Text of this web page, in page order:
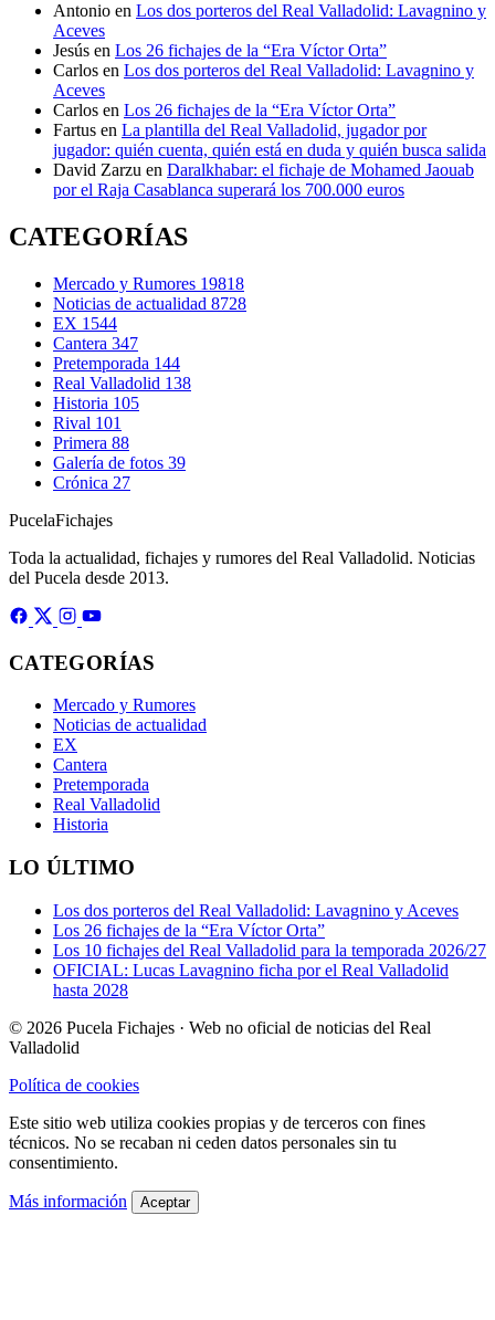
Antonio en Los dos porteros del Real Valladolid: Lavagnino y
Aceves
Jesús en Los 26 fichajes de la “Era Víctor Orta”
Carlos en Los dos porteros del Real Valladolid: Lavagnino y
Aceves
Carlos en Los 26 fichajes de la “Era Víctor Orta”
Fartus en La plantilla del Real Valladolid, jugador por
jugador: quién cuenta, quién está en duda y quién busca salida
David Zarzu en Daralkhabar: el fichaje de Mohamed Jaouab
por el Raja Casablanca superará los 700.000 euros
CATEGORÍAS
Mercado y Rumores 19818
Noticias de actualidad 8728
EX 1544
Cantera 347
Pretemporada 144
Real Valladolid 138
Historia 105
Rival 101
Primera 88
Galería de fotos 39
Crónica 27
PucelaFichajes
Toda la actualidad, fichajes y rumores del Real Valladolid. Noticias
del Pucela desde 2013.
CATEGORÍAS
Mercado y Rumores
Noticias de actualidad
EX
Cantera
Pretemporada
Real Valladolid
Historia
LO ÚLTIMO
Los dos porteros del Real Valladolid: Lavagnino y Aceves
Los 26 fichajes de la “Era Víctor Orta”
Los 10 fichajes del Real Valladolid para la temporada 2026/27
OFICIAL: Lucas Lavagnino ficha por el Real Valladolid
hasta 2028
© 2026 Pucela Fichajes · Web no oficial de noticias del Real
Valladolid
Política de cookies
Este sitio web utiliza cookies propias y de terceros con fines
técnicos. No se recaban ni ceden datos personales sin tu
consentimiento.
Más información Aceptar